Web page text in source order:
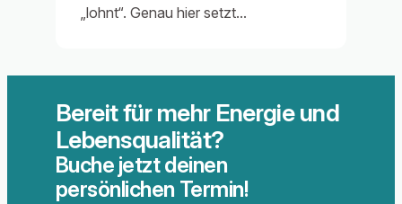
„lohnt“. Genau hier setzt…
Bereit für mehr Energie und
Lebensqualität?
Buche jetzt deinen
persönlichen Termin!